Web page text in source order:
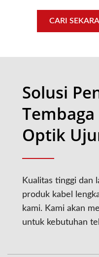
CARI
Solusi
Optik
Kualitas tinggi dan
produk kabel
kami. Kami akan
untuk kebutuhan